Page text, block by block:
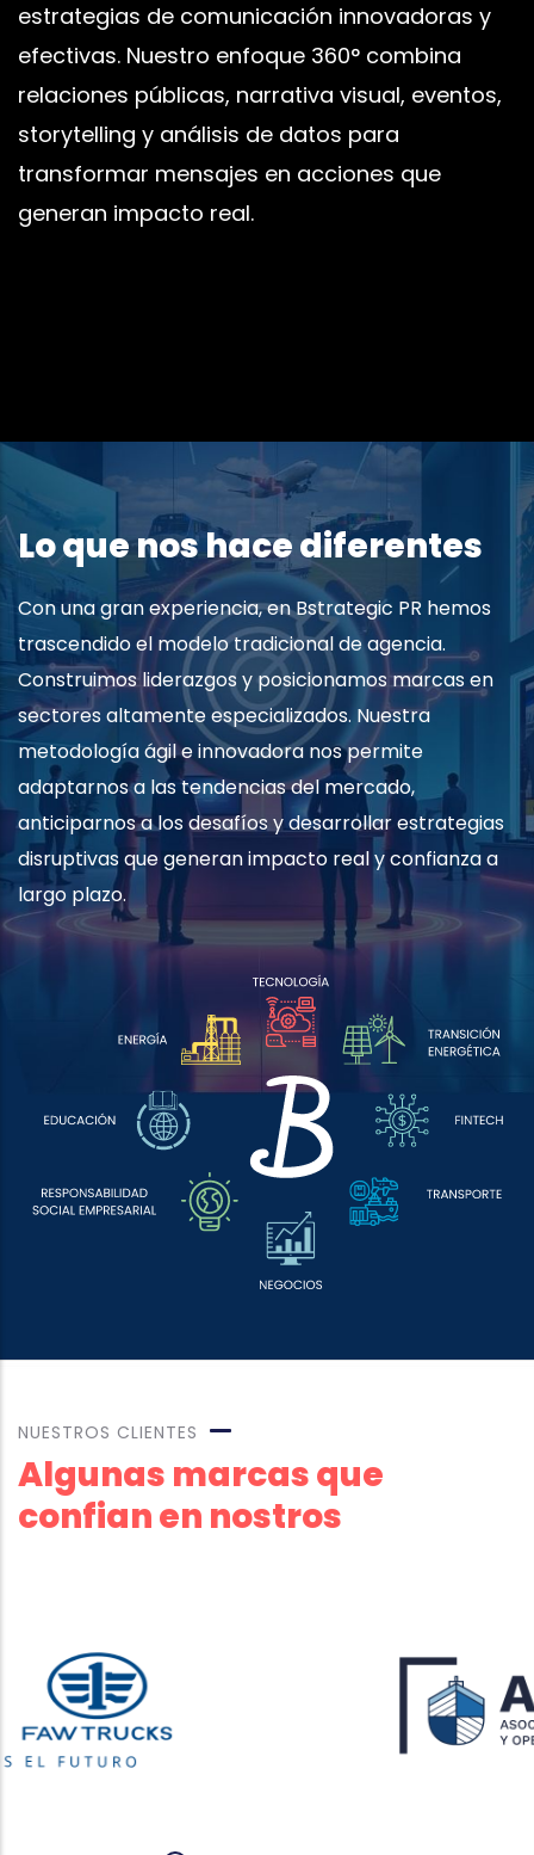
estrategias de comunicación innovadoras y
efectivas. Nuestro enfoque 360° combina
relaciones públicas, narrativa visual, eventos,
storytelling y análisis de datos para
transformar mensajes en acciones que
generan impacto real.
Lo que nos hace diferentes
Con una gran experiencia, en Bstrategic PR hemos
trascendido el modelo tradicional de agencia.
Construimos liderazgos y posicionamos marcas en
sectores altamente especializados. Nuestra
metodología ágil e innovadora nos permite
adaptarnos a las tendencias del mercado,
anticiparnos a los desafíos y desarrollar estrategias
disruptivas que generan impacto real y confianza a
largo plazo.
NUESTROS CLIENTES
Algunas marcas que
confian en nostros